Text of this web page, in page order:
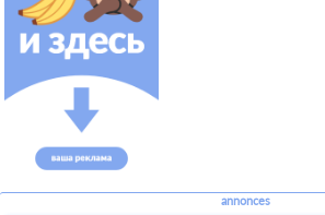
annonces